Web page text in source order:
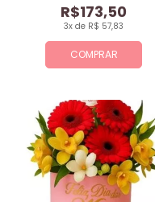
COMPRAR
3x de R$ 57,83
R$173,50